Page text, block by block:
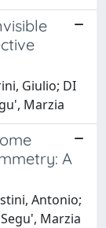
Giulio; DI
Marzia
A
Antonio;
Marzia